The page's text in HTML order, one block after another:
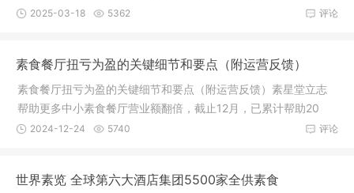
深入
评论
2025-03-18 5362
素食餐厅扭亏为盈的关键细节和要点（附运营反馈）
素食餐厅扭亏为盈的关键细节和要点（附运营反馈）素星堂立志
帮助更多中小素食餐厅营业额翻倍，截止12月，已累计帮助20
+素食餐厅
评论
2024-12-24 5740
世界素览 全球第六大酒店集团5500家全供素食